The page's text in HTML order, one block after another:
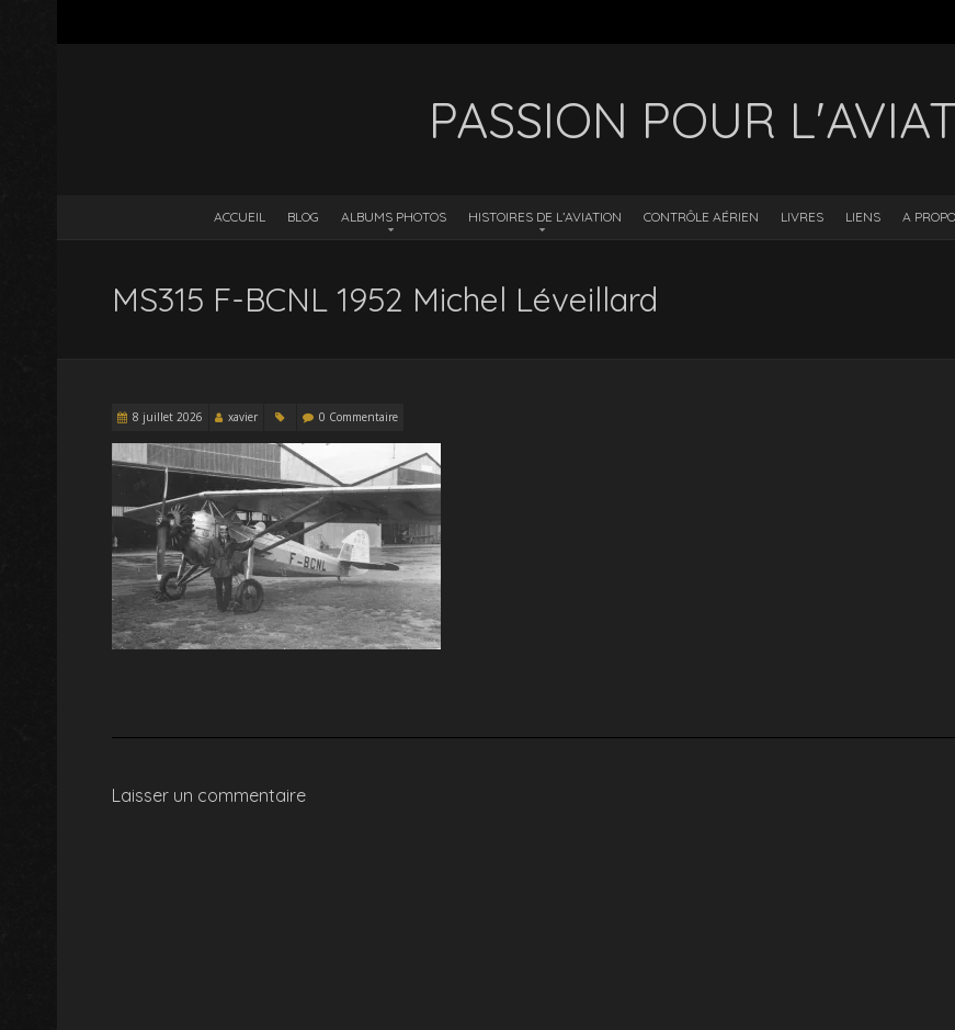
PASSION POUR
ACCUEIL BLOG ALBUMS PHOTOS HISTOIRES DE L’AVIATION CONTRÔLE AÉRIEN LIVRES LIENS A
MS315 F-BCNL 1952 Michel Léveillard
8 juillet 2026 xavier 0 Commentaire
Laisser un commentaire